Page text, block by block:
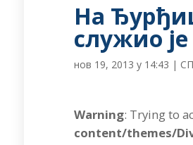
На
служио
нов 19, 2013 у 14:43 |
Warning: Trying to
content/themes/